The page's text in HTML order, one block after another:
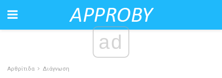
ad
Αρθρίτιδα Διάγνωση